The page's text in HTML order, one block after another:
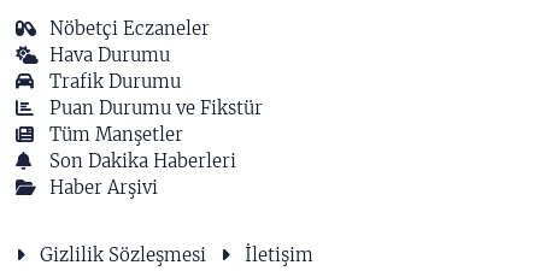
Nöbetçi Eczaneler
Hava Durumu
Trafik Durumu
Puan Durumu ve Fikstür
Tüm Manşetler
Son Dakika Haberleri
Haber Arşivi
Gizlilik Sözleşmesi İletişim